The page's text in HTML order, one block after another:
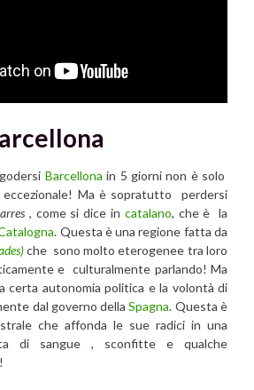
Barcellona in 5 giorni non è solo
eccezionale! Ma è sopratutto perdersi
, come si dice in catalano, che è la
. Questa è una regione fatta da
che sono molto eterogenee tra loro
e culturalmente parlando! Ma
certa autonomia politica e la volontà di
dal governo dellaSpagna. Questa è
che affonda le sue radici in una
di sangue , sconfitte e qualche